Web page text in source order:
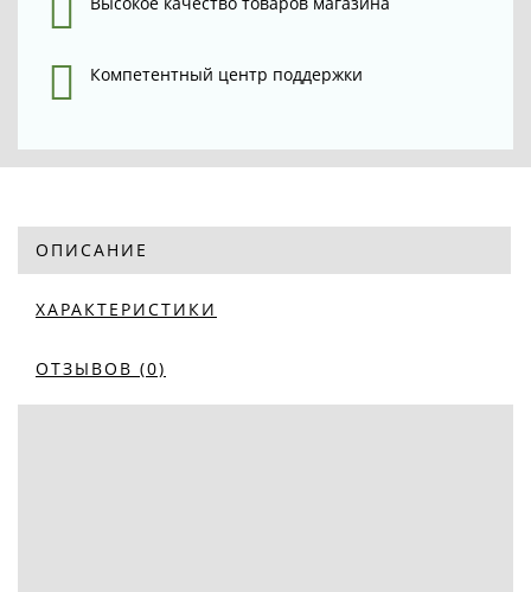
Компетентный центр поддержки
ОПИСАНИЕ
ХАРАКТЕРИСТИКИ
ОТЗЫВОВ (0)